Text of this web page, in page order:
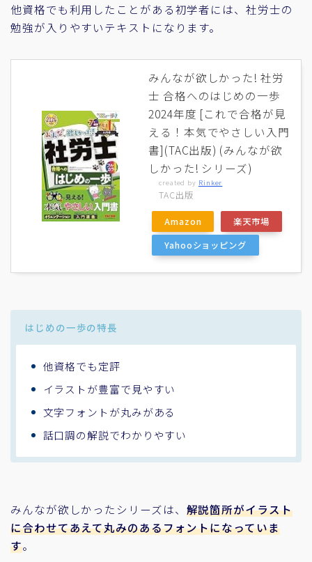
他資格でも利用したことがある初学者には、社労士の
勉強が入りやすいテキストになります。
みんなが欲しかった! 社労
士 合格へのはじめの一歩
2024年度 [これで合格が見
える！本気でやさしい入門
書](TAC出版) (みんなが欲
しかった! シリーズ)
created by Rinker
TAC出版
Amazon
楽天市場
Yahooショッピング
はじめの一歩の特長
他資格でも定評
イラストが豊富で見やすい
文字フォントが丸みがある
話口調の解説でわかりやすい
みんなが欲しかったシリーズは、 解説箇所がイラスト
に合わせてあえて丸みのあるフォントになっていま
す。